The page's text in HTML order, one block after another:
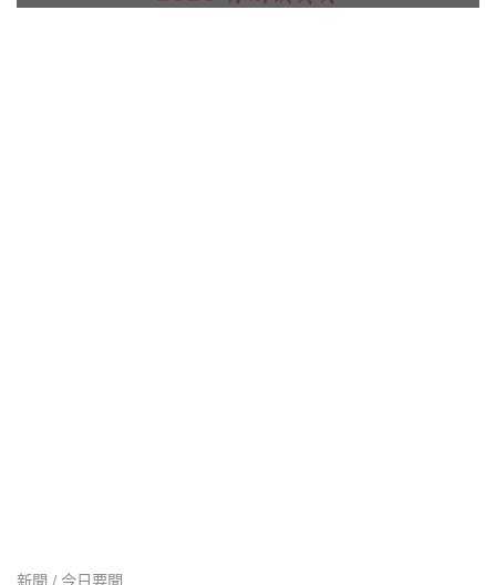
新聞 / 今日要聞